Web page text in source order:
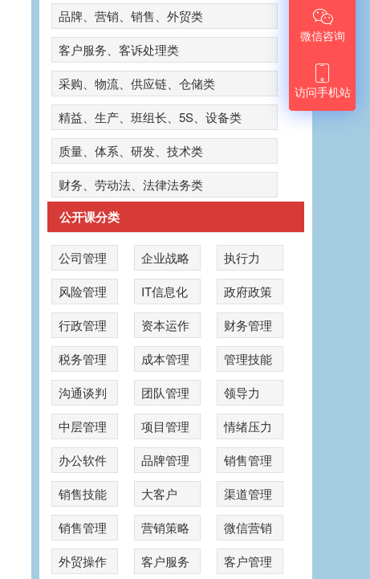
品牌、营销、销售、外贸类
客户服务、客诉处理类
采购、物流、供应链、仓储类
精益、生产、班组长、5S、设备类
质量、体系、研发、技术类
财务、劳动法、法律法务类
公开课分类
公司管理 企业战略
执行力
风险管理
IT信息化
公
政府政策
行政管理
资本运作
财务管理
税务管理
成本管理
管理技能
沟通谈判
团队管理
领导力
中层管理
项目管理
情绪压力
办公软件
品牌管理
销售管理
销售技能
大客户
渠道管理
销售管理
营销策略
微信营销
外贸操作
客户服务
客户管理

微信咨询

访问手机站